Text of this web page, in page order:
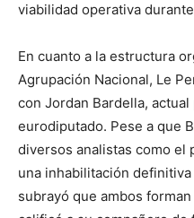
viabilidad operativa
En cuanto a la estructura
Agrupación Nacional, Le
con Jordan Bardella,
eurodiputado. Pese a que
diversos analistas como el
una inhabilitación
subrayó que ambos